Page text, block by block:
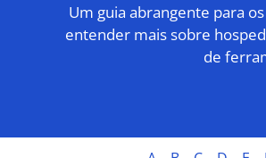
Um guia abrangente para
entender mais sobre
de